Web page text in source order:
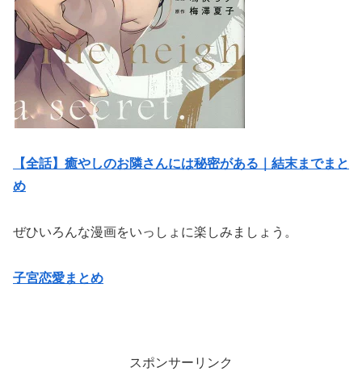
【全話】癒やしのお隣さんには秘密がある｜結末までまと
め
ぜひいろんな漫画をいっしょに楽しみましょう。
子宮恋愛まとめ
スポンサーリンク